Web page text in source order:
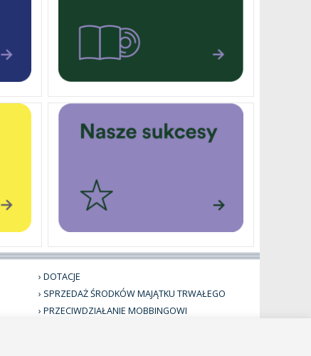
DOTACJE
SPRZEDAŻ ŚRODKÓW MAJĄTKU TRWAŁEGO
PRZECIWDZIAŁANIE MOBBINGOWI